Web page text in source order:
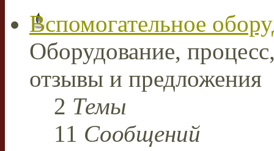
Вспомогательное
Оборудование,
отзывы и предложения
2 Темы
11 Сообщений